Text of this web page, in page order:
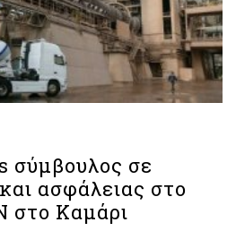
σε
ασφάλειας στο
στο Καμάρι